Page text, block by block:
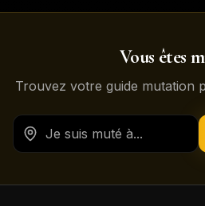
Vous êtes
Trouvez votre guide mutation